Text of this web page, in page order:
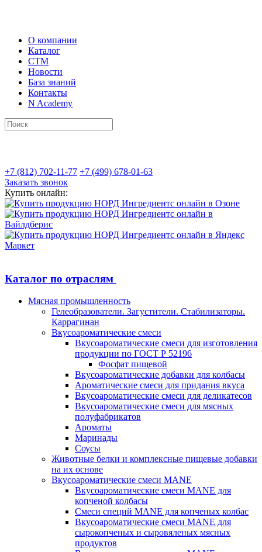
О компании
Каталог
СТМ
Новости
База знаний
Контакты
N Academy
+7 (812) 702-11-77 +7 (499) 678-01-63
Заказать звонок
Купить онлайн:
Каталог по отраслям
Мясная промышленность
Гелеобразователи. Загустители. Стабилизаторы.
Каррагинан
Вкусоароматические смеси
Вкусоароматические смеси для изготовления
продукции по ГОСТ Р 52196
Фосфат пищевой
Вкусоароматические добавки для колбасы
Ароматические смеси для придания вкуса
Вкусоароматические смеси для деликатесов
Вкусоароматические смеси для мясных
полуфабрикатов
Ароматы
Маринады
Соусы
Животные белки и комплексные пищевые добавки
на их основе
Вкусоароматические смеси MANE
Вкусоароматические смеси MANE для
копченой колбасы
Смеси специй MANE для копченых колбас
Вкусоароматические смеси MANE для
сырокопченых и сыровяленых мясных
продуктов